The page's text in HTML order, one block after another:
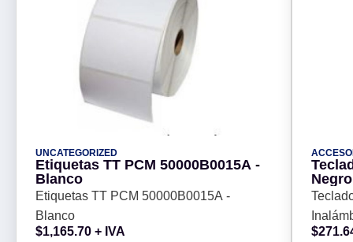
UNCATEGORIZED
Etiquetas TT PCM 50000B0015A -
Blanco
Etiquetas TT PCM 50000B0015A -
Blanco
$1,165.70 + IVA
$